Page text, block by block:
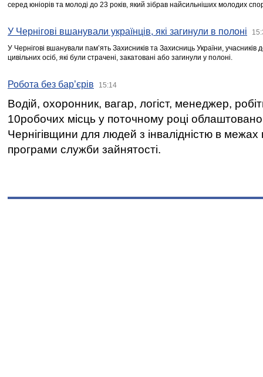
серед юніорів та молоді до 23 років, який зібрав найсильніших молодих
У Чернігові вшанували українців, які загинули в полоні
У Чернігові вшанували пам’ять Захисників та Захисниць України,
цивільних осіб, які були страчені, закатовані або загинули у полоні.
Робота без бар’єрів 15:14
Водій, охоронник, вагар, логіст, менеджер,
10робочих місць у поточному році
Чернігівщини для людей з інвалідністю в межах
програми служби зайнятості.